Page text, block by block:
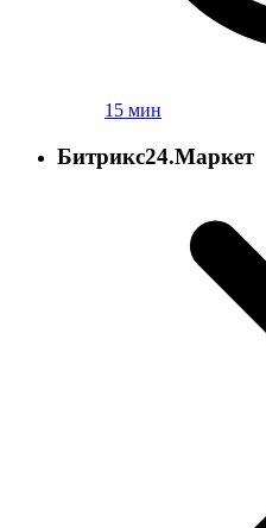
15 мин
Битрикс24.Маркет